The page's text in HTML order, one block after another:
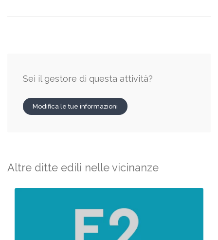
Sei il gestore di questa attività?
Modifica le tue informazioni
Altre ditte edili nelle vicinanze